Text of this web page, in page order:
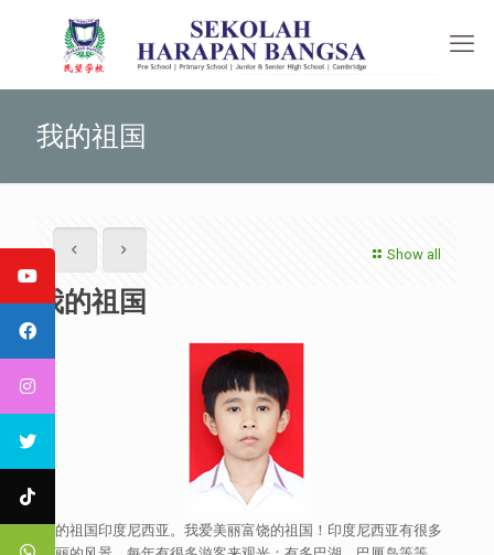
我的祖国
Show all
我的祖国
我的祖国印度尼西亚。我爱美丽富饶的祖国！印度尼西亚有很多